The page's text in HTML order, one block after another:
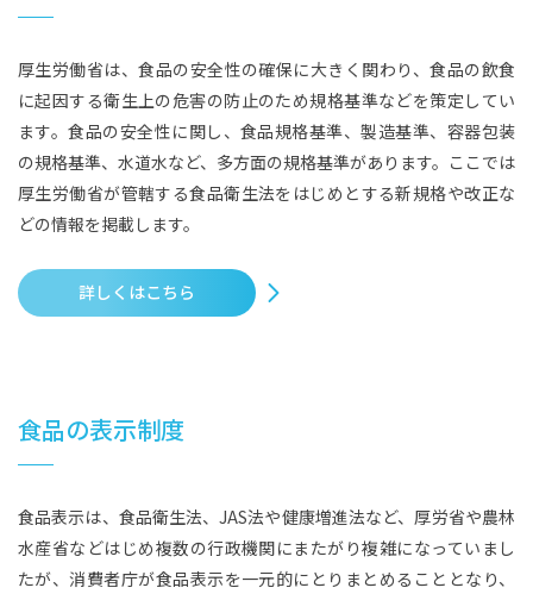
厚生労働省は、食品の安全性の確保に大きく関わり、食品の飲食
に起因する衛生上の危害の防止のため規格基準などを策定してい
ます。食品の安全性に関し、食品規格基準、製造基準、容器包装
の規格基準、水道水など、多方面の規格基準があります。ここでは
厚生労働省が管轄する食品衛生法をはじめとする新規格や改正な
どの情報を掲載します。
詳しくはこちら
食品の表示制度
食品表示は、食品衛生法、JAS法や健康増進法など、厚労省や農林
水産省などはじめ複数の行政機関にまたがり複雑になっていまし
たが、消費者庁が食品表示を一元的にとりまとめることとなり、